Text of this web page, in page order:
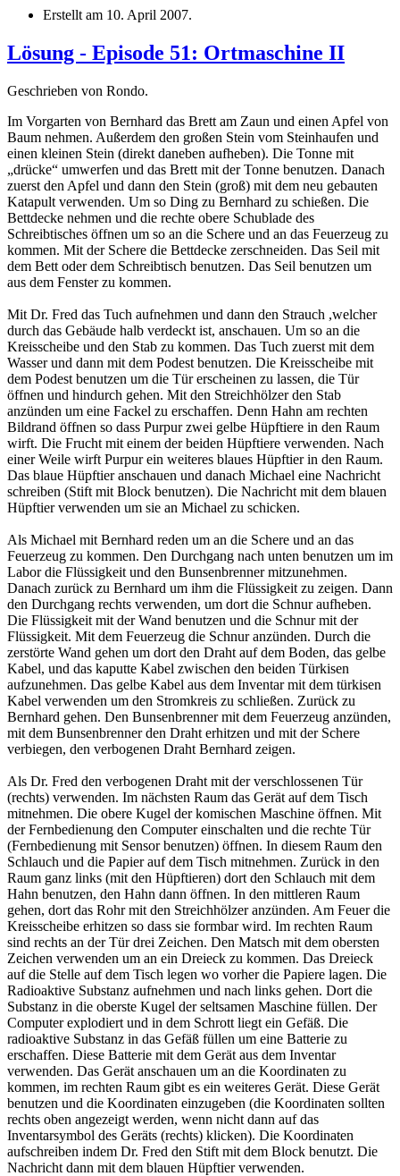
Erstellt am 10. April 2007.
Lösung - Episode 51: Ortmaschine II
Geschrieben von Rondo.
Im Vorgarten von Bernhard das Brett am Zaun und einen Apfel von
Baum nehmen. Außerdem den großen Stein vom Steinhaufen und
einen kleinen Stein (direkt daneben aufheben). Die Tonne mit
„drücke“ umwerfen und das Brett mit der Tonne benutzen. Danach
zuerst den Apfel und dann den Stein (groß) mit dem neu gebauten
Katapult verwenden. Um so Ding zu Bernhard zu schießen. Die
Bettdecke nehmen und die rechte obere Schublade des
Schreibtisches öffnen um so an die Schere und an das Feuerzeug zu
kommen. Mit der Schere die Bettdecke zerschneiden. Das Seil mit
dem Bett oder dem Schreibtisch benutzen. Das Seil benutzen um
aus dem Fenster zu kommen.
Mit Dr. Fred das Tuch aufnehmen und dann den Strauch ,welcher
durch das Gebäude halb verdeckt ist, anschauen. Um so an die
Kreisscheibe und den Stab zu kommen. Das Tuch zuerst mit dem
Wasser und dann mit dem Podest benutzen. Die Kreisscheibe mit
dem Podest benutzen um die Tür erscheinen zu lassen, die Tür
öffnen und hindurch gehen. Mit den Streichhölzer den Stab
anzünden um eine Fackel zu erschaffen. Denn Hahn am rechten
Bildrand öffnen so dass Purpur zwei gelbe Hüpftiere in den Raum
wirft. Die Frucht mit einem der beiden Hüpftiere verwenden. Nach
einer Weile wirft Purpur ein weiteres blaues Hüpftier in den Raum.
Das blaue Hüpftier anschauen und danach Michael eine Nachricht
schreiben (Stift mit Block benutzen). Die Nachricht mit dem blauen
Hüpftier verwenden um sie an Michael zu schicken.
Als Michael mit Bernhard reden um an die Schere und an das
Feuerzeug zu kommen. Den Durchgang nach unten benutzen um im
Labor die Flüssigkeit und den Bunsenbrenner mitzunehmen.
Danach zurück zu Bernhard um ihm die Flüssigkeit zu zeigen. Dann
den Durchgang rechts verwenden, um dort die Schnur aufheben.
Die Flüssigkeit mit der Wand benutzen und die Schnur mit der
Flüssigkeit. Mit dem Feuerzeug die Schnur anzünden. Durch die
zerstörte Wand gehen um dort den Draht auf dem Boden, das gelbe
Kabel, und das kaputte Kabel zwischen den beiden Türkisen
aufzunehmen. Das gelbe Kabel aus dem Inventar mit dem türkisen
Kabel verwenden um den Stromkreis zu schließen. Zurück zu
Bernhard gehen. Den Bunsenbrenner mit dem Feuerzeug anzünden,
mit dem Bunsenbrenner den Draht erhitzen und mit der Schere
verbiegen, den verbogenen Draht Bernhard zeigen.
Als Dr. Fred den verbogenen Draht mit der verschlossenen Tür
(rechts) verwenden. Im nächsten Raum das Gerät auf dem Tisch
mitnehmen. Die obere Kugel der komischen Maschine öffnen. Mit
der Fernbedienung den Computer einschalten und die rechte Tür
(Fernbedienung mit Sensor benutzen) öffnen. In diesem Raum den
Schlauch und die Papier auf dem Tisch mitnehmen. Zurück in den
Raum ganz links (mit den Hüpftieren) dort den Schlauch mit dem
Hahn benutzen, den Hahn dann öffnen. In den mittleren Raum
gehen, dort das Rohr mit den Streichhölzer anzünden. Am Feuer die
Kreisscheibe erhitzen so dass sie formbar wird. Im rechten Raum
sind rechts an der Tür drei Zeichen. Den Matsch mit dem obersten
Zeichen verwenden um an ein Dreieck zu kommen. Das Dreieck
auf die Stelle auf dem Tisch legen wo vorher die Papiere lagen. Die
Radioaktive Substanz aufnehmen und nach links gehen. Dort die
Substanz in die oberste Kugel der seltsamen Maschine füllen. Der
Computer explodiert und in dem Schrott liegt ein Gefäß. Die
radioaktive Substanz in das Gefäß füllen um eine Batterie zu
erschaffen. Diese Batterie mit dem Gerät aus dem Inventar
verwenden. Das Gerät anschauen um an die Koordinaten zu
kommen, im rechten Raum gibt es ein weiteres Gerät. Diese Gerät
benutzen und die Koordinaten einzugeben (die Koordinaten sollten
rechts oben angezeigt werden, wenn nicht dann auf das
Inventarsymbol des Geräts (rechts) klicken). Die Koordinaten
aufschreiben indem Dr. Fred den Stift mit dem Block benutzt. Die
Nachricht dann mit dem blauen Hüpftier verwenden.